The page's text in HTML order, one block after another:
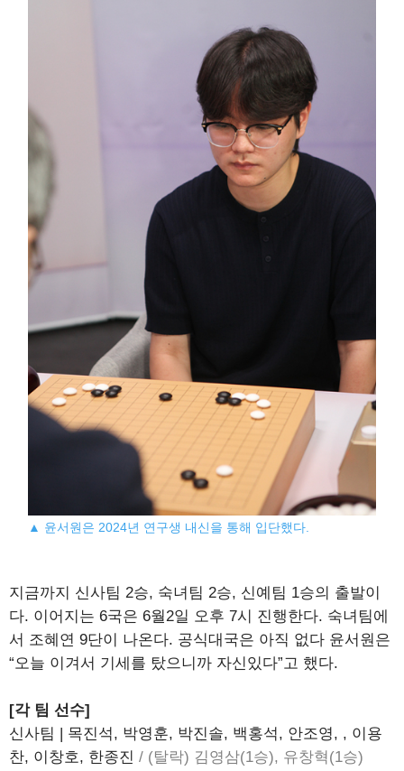
▲ 윤서원은 2024년 연구생 내신을 통해 입단했다.
지금까지 신사팀 2승, 숙녀팀 2승, 신예팀 1승의 출발이
다. 이어지는 6국은 6월2일 오후 7시 진행한다. 숙녀팀에
서 조혜연 9단이 나온다. 공식대국은 아직 없다 윤서원은
“오늘 이겨서 기세를 탔으니까 자신있다”고 했다.
[각 팀 선수]
신사팀 | 목진석, 박영훈, 박진솔, 백홍석, 안조영, , 이용
찬, 이창호, 한종진 / (탈락) 김영삼(1승), 유창혁(1승)